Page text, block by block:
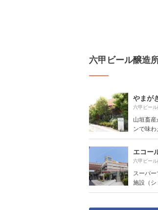
六甲ビール醸造
やまが
六甲ビー
山垣畜
ンで味
六甲ビー
スーパ
施設（